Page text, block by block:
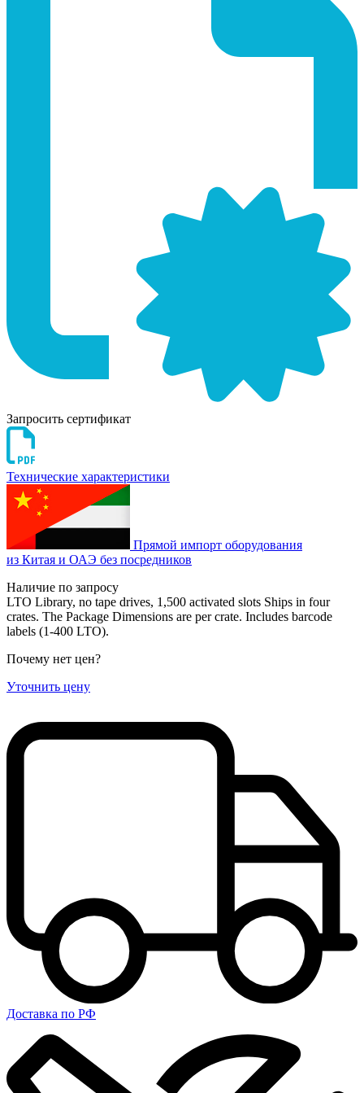
Запросить сертификат
Технические характеристики
Прямой импорт оборудования
из Китая и ОАЭ без посредников
Наличие по запросу
LTO Library, no tape drives, 1,500 activated slots Ships in four
crates. The Package Dimensions are per crate. Includes barcode
labels (1-400 LTO).
Почему нет цен?
Уточнить цену
Доставка по РФ